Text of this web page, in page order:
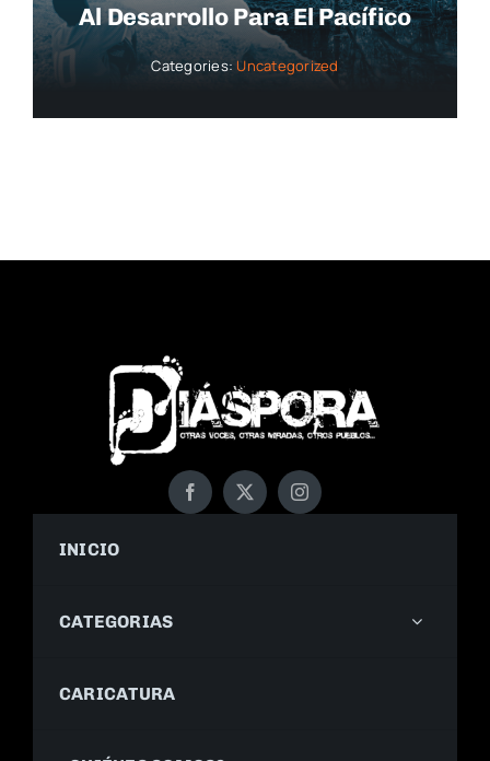
Al Desarrollo Para El Pacífico
Categories:Uncategorized
INICIO
CATEGORIAS
CARICATURA